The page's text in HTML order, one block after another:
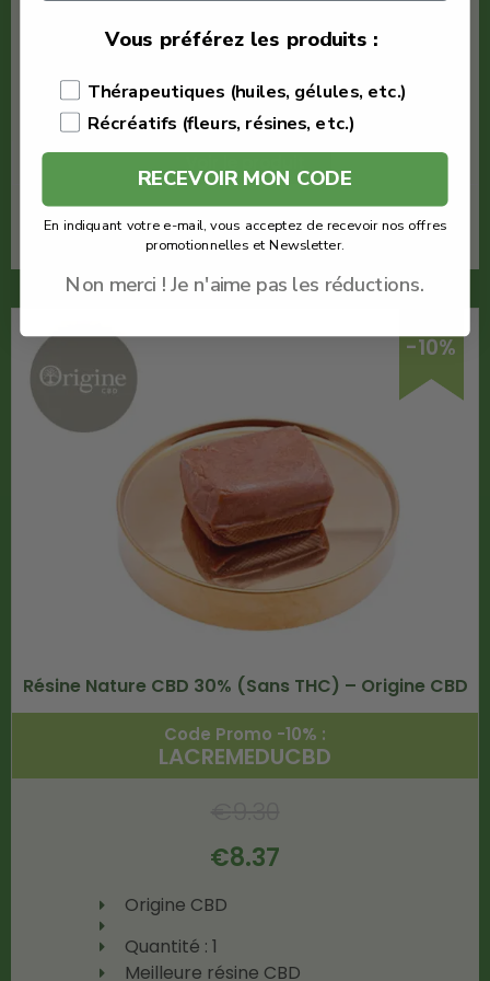
Origine CBD
Quantité : 1
Meilleures résines CBD
En savoir plus
-10%
Résine Nature CBD 30% (Sans THC) – Origine CBD
Code Promo -10% :
LACREMEDUCBD
€8.37
Origine CBD
Quantité : 1
Meilleure résine CBD
Vous préférez les produits :
Thérapeutiques (huiles, gélules, etc.)
Récréatifs (fleurs, résines, etc.)
RECEVOIR MON CODE
En indiquant votre e-mail, vous acceptez de recevoir nos offres
promotionnelles et Newsletter.
Non merci ! Je n'aime pas les réductions.